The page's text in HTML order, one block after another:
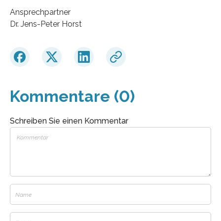
Ansprechpartner
Dr. Jens-Peter Horst
Kommentare (0)
Schreiben Sie einen Kommentar